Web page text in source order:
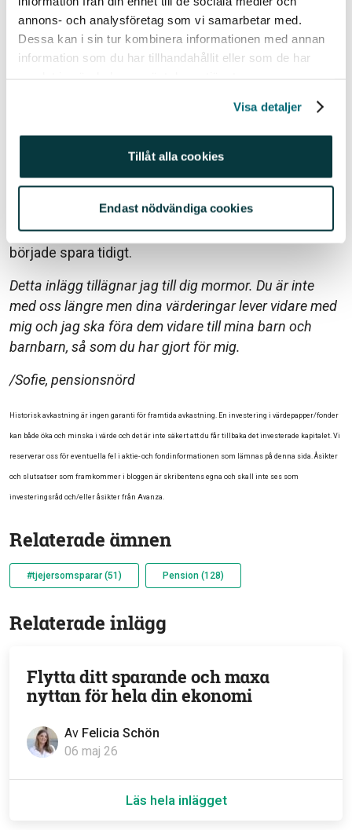
annons- och analysföretag som vi samarbetar med.
Dessa kan i sin tur kombinera informationen med annan
information som du har tillhandahållit eller som de har
Visa detaljer
Tillåt alla cookies
Endast nödvändiga cookies
om pensionerna kan bli mer jämställda i framtiden är
svåra att svara på. Jag hoppas att vi kvinnor kan
hjälpa varandra och inspirera till ett tryggt sparande
Det är riktigt roligt när en kompis berättar att de blivit
med hjälp av våra tjänster. Bara jag når fram till en vet
jag att det kommer ge ringar på vattnet och jag
hoppas de tackar sig själva när de går i pension att de
började spara tidigt.
Detta inlägg tillägnar jag till dig mormor. Du är inte
med oss längre men dina värderingar lever vidare med
mig och jag ska föra dem vidare till mina barn och
barnbarn, så som du har gjort för mig.
/Sofie, pensionsnörd
Historisk avkastning är ingen garanti för framtida avkastning. En investering i värdepapper/fonder
kan både öka och minska i värde och det är inte säkert att du får tillbaka det investerade kapitalet. Vi
reserverar oss för eventuella fel i aktie- och fondinformationen som lämnas på denna sida. Åsikter
och slutsatser som framkommer i bloggen är skribentens egna och skall inte ses som
investeringsråd och/eller åsikter från Avanza.
Relaterade ämnen
#tjejersomsparar (51) Pension (128)
Relaterade inlägg
Av Felicia Schön
06 maj 26
Flytta ditt sparande och maxa
nyttan för hela din ekonomi
Läs hela inlägget